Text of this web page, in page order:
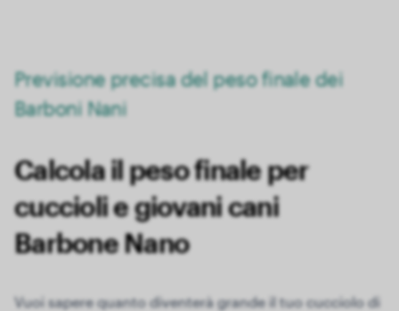
Previsione precisa del peso finale dei
Barboni Nani
Calcola il peso finale per
cuccioli e giovani cani
Barbone Nano
Vuoi sapere quanto diventerà grande il tuo cucciolo di